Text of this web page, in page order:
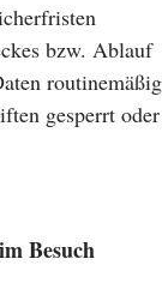
bzw. Ablauf
routinemäßig
gesperrt oder
Besuch